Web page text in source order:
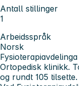
Antall stillinger
1
Arbeidsspråk
Norsk
Ortopedisk klinikk.
og rundt 105 tilsette.